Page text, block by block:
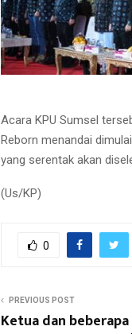
Acara KPU Sumsel
Reborn menandai
yang serentak akan
(Us/KP)
0
PREVIOUS POST
Ketua dan